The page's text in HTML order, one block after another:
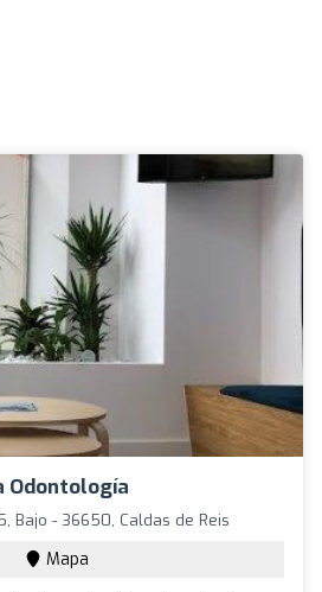
Odontología
Bajo - 36650, Caldas de Reis
Mapa